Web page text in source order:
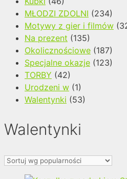
MŁODZI ZDOLNI (234)
Motywy z gier i filmów
Na prezent (135)
Okolicznościowe (187)
Specjalne okazje (123)
TORBY (42)
Urodzeni w (1)
Walentynki (53)
Walentynki